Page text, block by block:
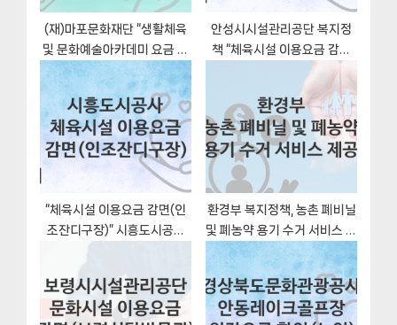
(재)마포문화재단 “생활체육
및 문화예술아카데미 요금 감
면” 복지 지원혜택 신청조건과
자격조건
안성시시설관리공단 복지정
책 “체육시설 이용요금 감면
(서안성체육센터)” 서비스 관
리부서 – 신청 자격과 조건
“체육시설 이용요금 감면(인
조잔디구장)” 시흥도시공사
환경부 복지정책, 농촌 폐비닐
및 폐농약 용기 수거 서비스 제
공 신청조건